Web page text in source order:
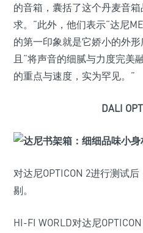
的音箱，囊括了这个丹麦音
求。”此外，他们表示“达尼
的第一印象就是它娇小的外
且“将声音的细腻与力度完美
的重点与速度，实为罕见。”
DALI
对达尼OPTICON 2进行测试
剔。
HI-FI WORLD对达尼